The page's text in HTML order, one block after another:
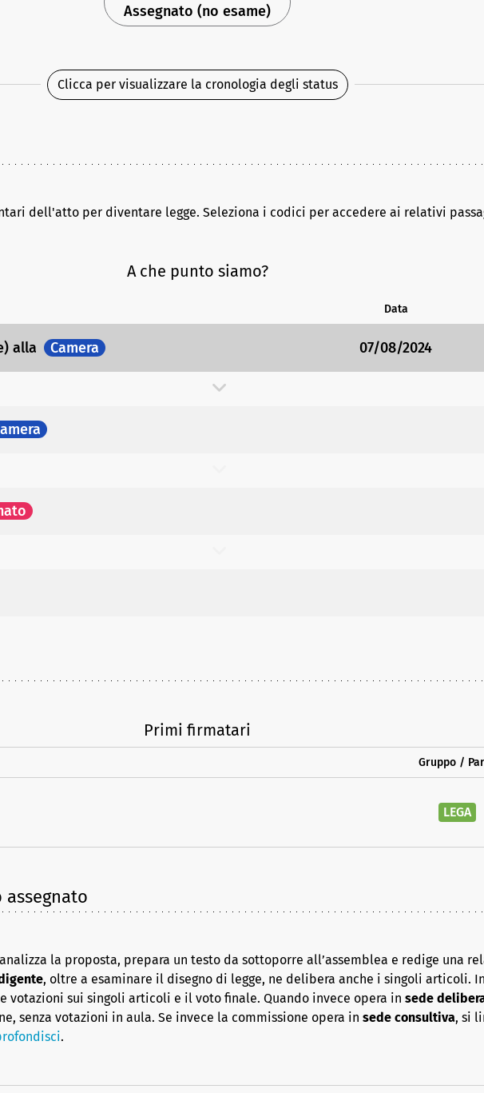
Assegnato (no esame)
Clicca per visualizzare la cronologia degli status
dell'atto per diventare legge. Seleziona i codici per accedere ai relativi
A che punto siamo?
Data
alla Camera 07/08/2024
Primi firmatari
Gruppo /
LEGA
analizza la proposta, prepara un testo da sottoporre all’assemblea e redige una
, oltre a esaminare il disegno di legge, ne delibera anche i singoli articoli.
votazioni sui singoli articoli e il voto finale. Quando invece opera in sede
senza votazioni in aula. Se invece la commissione opera in sede consultiva, si
.